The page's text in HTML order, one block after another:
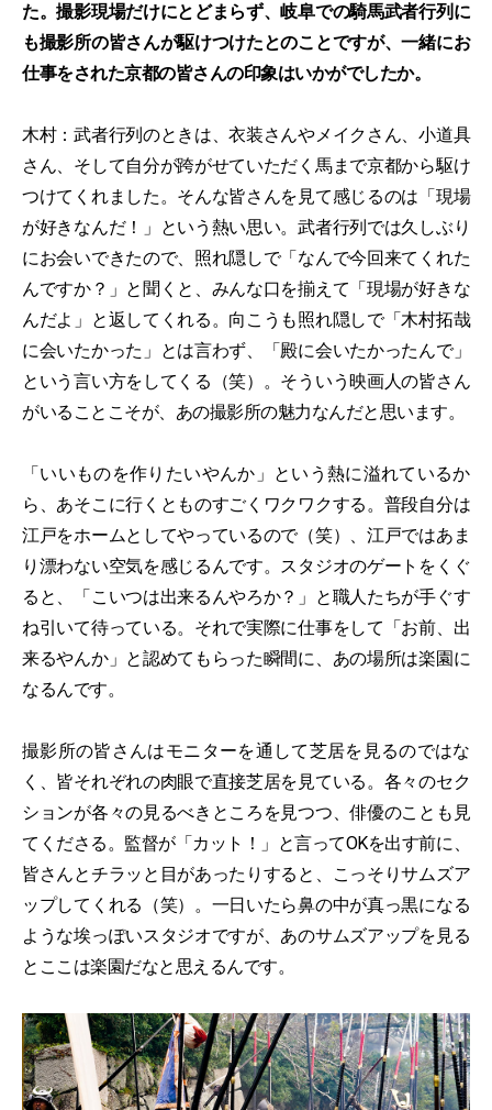
た。撮影現場だけにとどまらず、岐阜での騎馬武者行列に
も撮影所の皆さんが駆けつけたとのことですが、一緒にお
仕事をされた京都の皆さんの印象はいかがでしたか。
木村：武者行列のときは、衣装さんやメイクさん、小道具
さん、そして自分が跨がせていただく馬まで京都から駆け
つけてくれました。そんな皆さんを見て感じるのは「現場
が好きなんだ！」という熱い思い。武者行列では久しぶり
にお会いできたので、照れ隠しで「なんで今回来てくれた
んですか？」と聞くと、みんな口を揃えて「現場が好きな
んだよ」と返してくれる。向こうも照れ隠しで「木村拓哉
に会いたかった」とは言わず、「殿に会いたかったんで」
という言い方をしてくる（笑）。そういう映画人の皆さん
がいることこそが、あの撮影所の魅力なんだと思います。
「いいものを作りたいやんか」という熱に溢れているか
ら、あそこに行くとものすごくワクワクする。普段自分は
江戸をホームとしてやっているので（笑）、江戸ではあま
り漂わない空気を感じるんです。スタジオのゲートをくぐ
ると、「こいつは出来るんやろか？」と職人たちが手ぐす
ね引いて待っている。それで実際に仕事をして「お前、出
来るやんか」と認めてもらった瞬間に、あの場所は楽園に
なるんです。
撮影所の皆さんはモニターを通して芝居を見るのではな
く、皆それぞれの肉眼で直接芝居を見ている。各々のセク
ションが各々の見るべきところを見つつ、俳優のことも見
てくださる。監督が「カット！」と言ってOKを出す前に、
皆さんとチラッと目があったりすると、こっそりサムズア
ップしてくれる（笑）。一日いたら鼻の中が真っ黒になる
ような埃っぽいスタジオですが、あのサムズアップを見る
とここは楽園だなと思えるんです。